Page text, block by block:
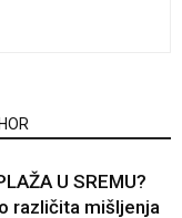
U SREMU?
različita mišljenja